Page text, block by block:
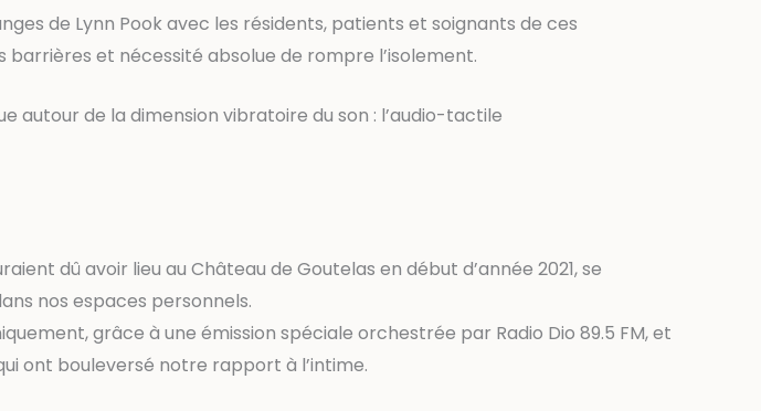
de Lynn Pook avec les résidents, patients et soignants de ces
et nécessité absolue de rompre l’isolement.
autour de la dimension vibratoire du son : l’audio-tactile
dû avoir lieu au Château de Goutelas en début d’année 2021, se
nos espaces personnels.
grâce à une émission spéciale orchestrée par Radio Dio 89.5 FM, et
ont bouleversé notre rapport à l’intime.